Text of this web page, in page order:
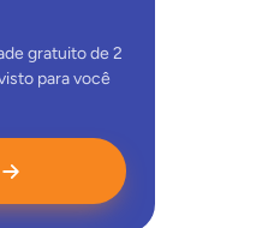
gratuito de 2
para você